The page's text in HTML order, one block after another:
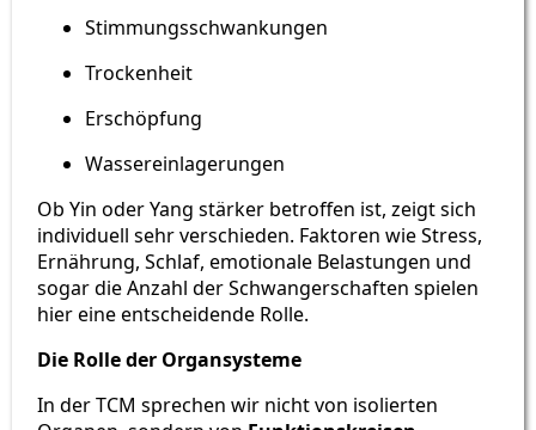
Stimmungsschwankungen
Trockenheit
Erschöpfung
Wassereinlagerungen
Ob Yin oder Yang stärker betroffen ist, zeigt sich
individuell sehr verschieden. Faktoren wie Stress,
Ernährung, Schlaf, emotionale Belastungen und
sogar die Anzahl der Schwangerschaften spielen
hier eine entscheidende Rolle.
Die Rolle der Organsysteme
In der TCM sprechen wir nicht von isolierten